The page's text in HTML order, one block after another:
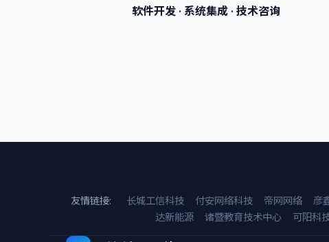
软件开发 · 系统集成 · 技术咨询
友情链接: 长城工信科技 付安网络科技 帝网网络 彦
达新能源
诸暨教育技术中心 可阳科